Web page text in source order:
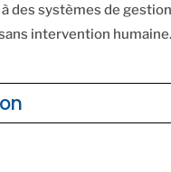
des systèmes de
intervention humaine.